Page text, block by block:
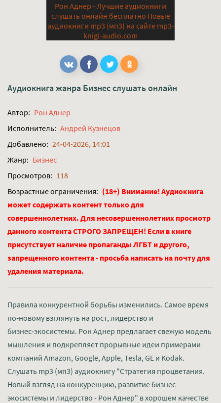
Аудиокнига жанра Бизнесслушать онлайн
Автор: Рон Аднер
Исполнитель: Андрей Кузнецов
Добавлено: 24-04-2026, 14:01
Жанр: Бизнес
Просмотров: 118
Возрастные ограничения: (18+) Внимание! Аудиокнига
может содержать контент только для
совершеннолетних. Для несовершеннолетних просмотр
данного контента СТРОГО ЗАПРЕЩЕН! Если в книге
присутствует наличие пропаганды ЛГБТ и другого,
запрещенного контента - просьба написать на почту для
удаления материала.
Правила конкурентной борьбы изменились. Самое время
по‑новому взглянуть на рост, лидерство и
бизнес‑экосистемы. Рон Аднер предлагает свежую модель
мышления и подкрепляет прорывные идеи примерами
компаний Amazon, Google, Apple, Tesla, GE и Kodak.
Слушать mp3 (мп3) аудиокнигу "Стратегия процветания.
Новый взгляд на конкуренцию, развитие бизнес-
экосистемы и лидерство - Рон Аднер" в хорошем качестве